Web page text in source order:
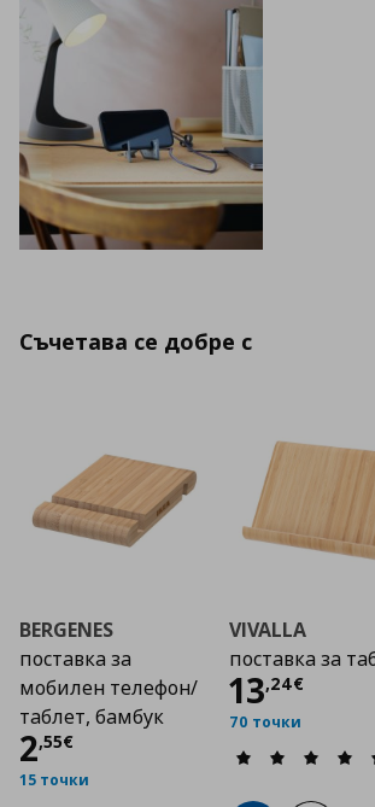
Съчетава се добре с
BERGENES
поставка за
мобилен телефон/
таблет, бамбук
2,55€
Цена
15 точки
VIVALLA
поставка за
13,24€
Цена
70 точки